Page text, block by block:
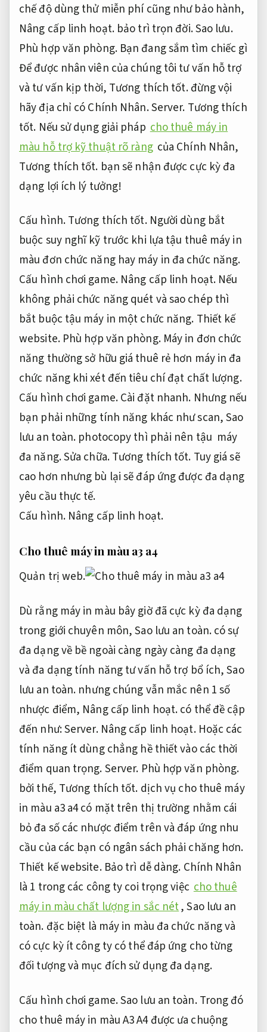
chế độ dùng thử miễn phí cũng như bảo hành,
Nâng cấp linh hoạt.bảo trì trọn đời.Sao lưu.
Phù hợp văn phòng.Bạn đang sắm tìm chiếc gì
Để được nhân viên của chúng tôi tư vấn hỗ trợ
và tư vấn kịp thời, Tương thích tốt.đừng vội
hãy địa chỉ có Chính Nhân.Server. Tương thích
tốt. Nếu sử dụng giải pháp cho thuê máy in
màu hỗ trợ kỹ thuật rõ ràng của Chính Nhân,
Tương thích tốt. bạn sẽ nhận được cực kỳ đa
dạng lợi ích lý tưởng!
Cấu hình.Tương thích tốt.Người dùng bắt
buộc suy nghĩ kỹ trước khi lựa tậu thuê máy in
màu đơn chức năng hay máy in đa chức năng.
Cấu hình chơi game. Nâng cấp linh hoạt.Nếu
không phải chức năng quét và sao chép thì
bắt buộc tậu máy in một chức năng. Thiết kế
website. Phù hợp văn phòng.Máy in đơn chức
năng thường sở hữu giá thuê rẻ hơn máy in đa
chức năng khi xét đến tiêu chí đạt chất lượng.
Cấu hình chơi game.Cài đặt nhanh. Nhưng nếu
bạn phải những tính năng khác như scan,Sao
lưu an toàn. photocopy thì phải nên tậu máy
đa năng.Sửa chữa.Tương thích tốt. Tuy giá sẽ
cao hơn nhưng bù lại sẽ đáp ứng được đa dạng
yêu cầu thực tế.
Cấu hình. Nâng cấp linh hoạt.
Cho thuê máy in màu a3 a4
Quản trị web.
Dù rằng máy in màu bây giờ đã cực kỳ đa dạng
trong giới chuyên môn,Sao lưu an toàn.có sự
đa dạng về bề ngoài càng ngày càng đa dạng
và đa dạng tính năng tư vấn hỗ trợ bổ ích,Sao
lưu an toàn. nhưng chúng vẫn mắc nên 1 số
nhược điểm, Nâng cấp linh hoạt.có thể đề cập
đến như:Server. Nâng cấp linh hoạt.Hoặc các
tính năng ít dùng chẳng hề thiết vào các thời
điểm quan trọng.Server. Phù hợp văn phòng.
bởi thế, Tương thích tốt. dịch vụ cho thuê máy
in màu a3 a4 có mặt trên thị trường nhằm cái
bỏ đa số các nhược điểm trên và đáp ứng nhu
cầu của các bạn có ngân sách phải chăng hơn.
Thiết kế website. Bảo trì dễ dàng. Chính Nhân
là 1 trong các công ty coi trọng việc cho thuê
máy in màu chất lượng in sắc nét,Sao lưu an
toàn. đặc biệt là máy in màu đa chức năng và
có cực kỳ ít công ty có thể đáp ứng cho từng
đối tượng và mục đích sử dụng đa dạng.
Cấu hình chơi game.Sao lưu an toàn.Trong đó
cho thuê máy in màu A3 A4 được ưa chuộng